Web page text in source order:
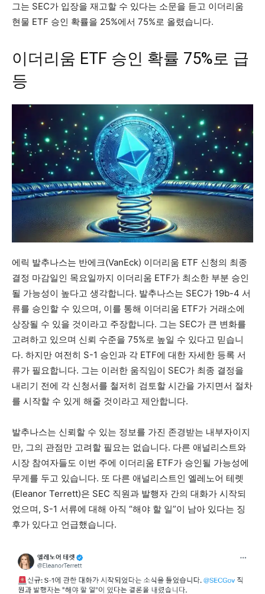
그는 SEC가 입장을 재고할 수 있다는 소문을 듣고 이더리움
현물 ETF 승인 확률을 25%에서 75%로 올렸습니다.
이더리움 ETF 승인 확률 75%로 급
등
에릭 발추나스는 반에크(VanEck) 이더리움 ETF 신청의 최종
결정 마감일인 목요일까지 이더리움 ETF가 최소한 부분 승인
될 가능성이 높다고 생각합니다. 발추나스는 SEC가 19b-4 서
류를 승인할 수 있으며, 이를 통해 이더리움 ETF가 거래소에
상장될 수 있을 것이라고 주장합니다. 그는 SEC가 큰 변화를
고려하고 있으며 신뢰 수준을 75%로 높일 수 있다고 믿습니
다. 하지만 여전히 S-1 승인과 각 ETF에 대한 자세한 등록 서
류가 필요합니다. 그는 이러한 움직임이 SEC가 최종 결정을
내리기 전에 각 신청서를 철저히 검토할 시간을 가지면서 절차
를 시작할 수 있게 해줄 것이라고 제안합니다.
​발추나스는 신뢰할 수 있는 정보를 가진 존경받는 내부자이지
만, 그의 관점만 고려할 필요는 없습니다. 다른 애널리스트와
시장 참여자들도 이번 주에 이더리움 ETF가 승인될 가능성에
무게를 두고 있습니다. 또 다른 애널리스트인 엘레노어 테렛
(Eleanor Terrett)은 SEC 직원과 발행자 간의 대화가 시작되
었으며, S-1 서류에 대해 아직 “해야 할 일”이 남아 있다는 징
후가 있다고 언급했습니다.